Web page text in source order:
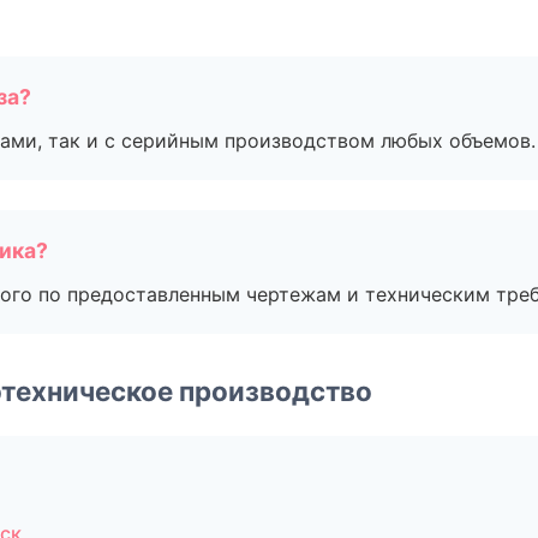
так и с серийным производством любых объемов.
по предоставленным чертежам и техническим
производство